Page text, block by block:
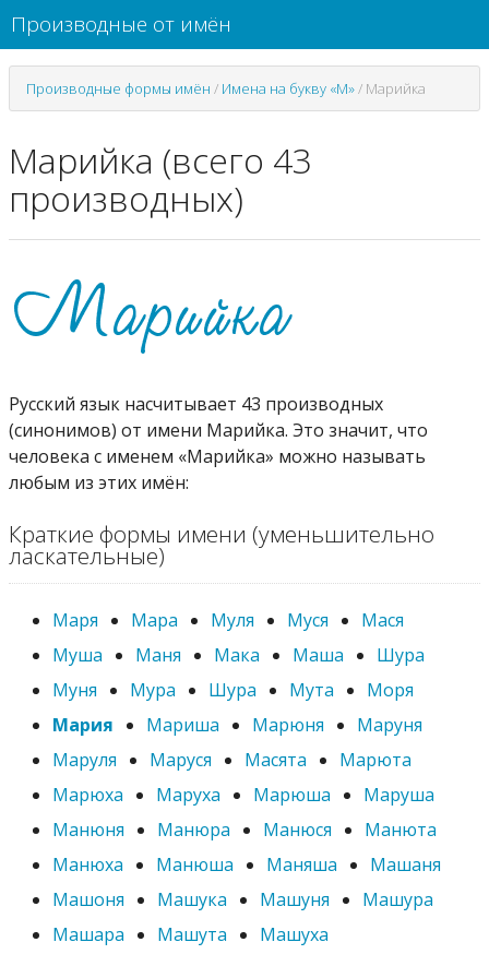
Производные от имён
Производные формы имён / Имена на букву «М»/ Марийка
Марийка (всего 43
производных)
Русский язык насчитывает 43 производных
(синонимов) от имени Марийка. Это значит, что
человека с именем «Марийка» можно называть
любым из этих имён:
Краткие формы имени (уменьшительно
ласкательные)
Маря Мара Муля Муся
Мася
Муша
Маня Мака Маша
Шура
Муня
Мура Шура Мута
Моря
Мария
Мариша Марюня
Маруня
Маруля
Маруся Масята
Марюта
Марюха
Маруха Марюша
Маруша
Манюня
Манюра Манюся
Манюта
Манюха
Манюша Маняша
Машаня
Машоня
Машука Машуня
Машура
Машара
Машута Машуха